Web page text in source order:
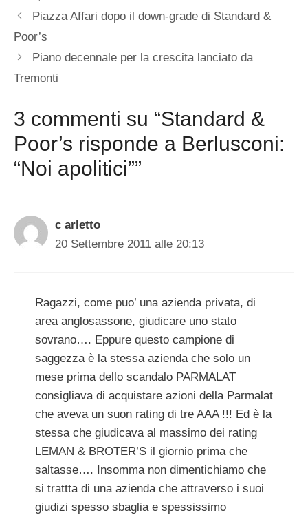
Piazza Affari dopo il down-grade di Standard &
Poor’s
Piano decennale per la crescita lanciato da
Tremonti
3 commenti su “Standard &
Poor’s risponde a Berlusconi:
“Noi apolitici””
c arletto
20 Settembre 2011 alle 20:13
Ragazzi, come puo’ una azienda privata, di
area anglosassone, giudicare uno stato
sovrano…. Eppure questo campione di
saggezza è la stessa azienda che solo un
mese prima dello scandalo PARMALAT
consigliava di acquistare azioni della Parmalat
che aveva un suon rating di tre AAA !!! Ed è la
stessa che giudicava al massimo dei rating
LEMAN & BROTER’S il giornio prima che
saltasse…. Insomma non dimentichiamo che
si trattta di una azienda che attraverso i suoi
giudizi spesso sbaglia e spessissimo